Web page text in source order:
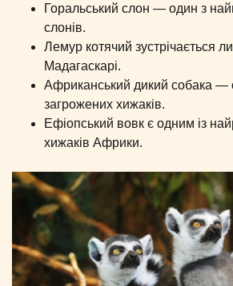
Горальський слон — один з
слонів.
Лемур котячий зустрічається
Мадагаскарі.
Африканський дикий собака —
загрожених хижаків.
Ефіопський вовк є одним із
хижаків Африки.